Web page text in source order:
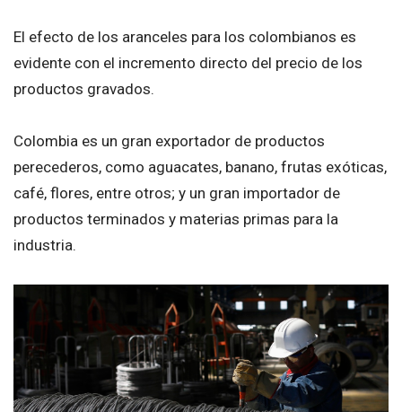
El efecto de los aranceles para los colombianos es
evidente con el incremento directo del precio de los
productos gravados.
Colombia es un gran exportador de productos
perecederos, como aguacates, banano, frutas exóticas,
café, flores, entre otros; y un gran importador de
productos terminados y materias primas para la
industria.